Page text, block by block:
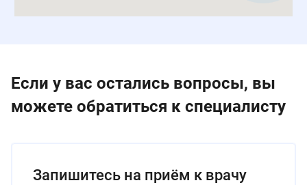
Если у вас остались вопросы, вы
можете обратиться к специалисту
Запишитесь на приём к врачу